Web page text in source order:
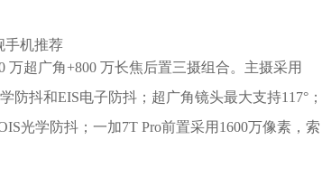
万超广角+800 万长焦后置三摄组合。主摄采用
防抖和EIS电子防抖；超广角镜头最大支持117°；
光学防抖；一加7T Pro前置采用1600万像素，索